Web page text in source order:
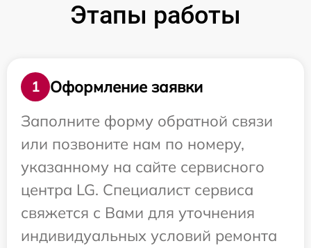
Этапы работы
1
Оформление заявки
Заполните форму обратной связи
или позвоните нам по номеру,
указанному на сайте сервисного
центра LG. Специалист сервиса
свяжется с Вами для уточнения
индивидуальных условий ремонта